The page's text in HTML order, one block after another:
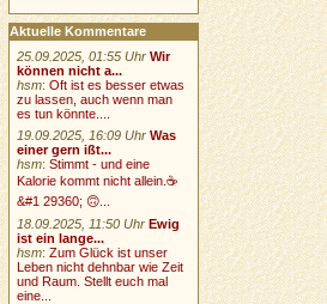
Aktuelle Kommentare
25.09.2025, 01:55 Uhr Wir
können nicht a...
hsm:Oft ist es besser etwas
zu lassen, auch wenn man
es tun könnte....
19.09.2025, 16:09 Uhr Was
einer gern ißt...
hsm:Stimmt - und eine
Kalorie kommt nicht allein.☕
&#1 29360; 🙃...
18.09.2025, 11:50 Uhr Ewig
ist ein lange...
hsm:Zum Glück ist unser
Leben nicht dehnbar wie Zeit
und Raum. Stellt euch mal
eine...